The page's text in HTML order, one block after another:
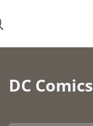
DC Comics